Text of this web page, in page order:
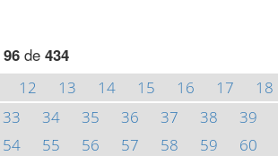
96 de 434
12 13 14 15 16 17 18
33 34 35 36 37 38 39
54 55 56 57 58 59 60